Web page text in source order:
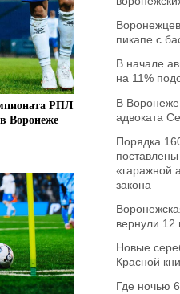
РПЛ
Воронеже
пикапе с
В начале
на 11%
В
адвоката
Порядка
«гаражной
закона
вернули 12
Новые
Красной
Где ночью